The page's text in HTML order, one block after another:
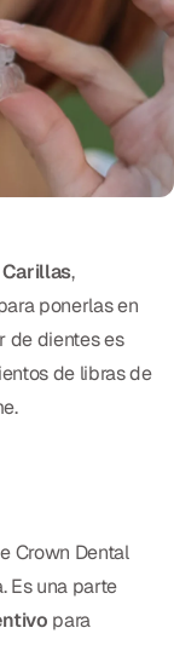
Carillas,
ponerlas en
de dientes es
de libras de
Crown Dental
Es una parte
para